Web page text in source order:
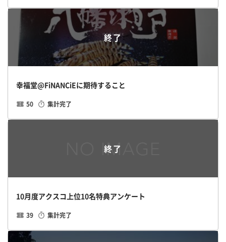
終了
幸福堂@FiNANCiEに期待すること
50 集計完了
終了
10月度アクスコ上位10名特典アンケート
39 集計完了